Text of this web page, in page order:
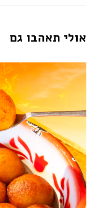
אולי תאהבו גם